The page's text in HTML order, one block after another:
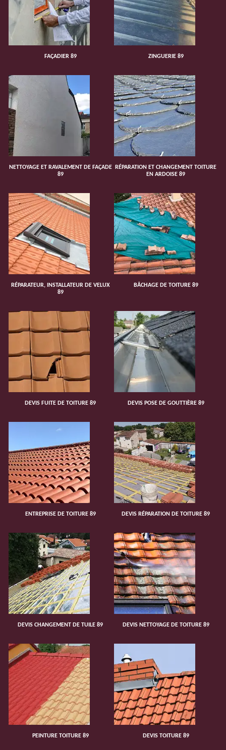
FAÇADIER 89 ZINGUERIE 89
NETTOYAGE ET RAVALEMENT DE FAÇADE
89
RÉPARATION ET CHANGEMENT TOITURE
EN ARDOISE 89
RÉPARATEUR, INSTALLATEUR DE VELUX
89
BÂCHAGE DE TOITURE 89
DEVIS FUITE DE TOITURE 89 DEVIS POSE DE GOUTTIÈRE 89
ENTREPRISE DE TOITURE 89 DEVIS RÉPARATION DE TOITURE 89
DEVIS CHANGEMENT DE TUILE 89 DEVIS NETTOYAGE DE TOITURE 89
PEINTURE TOITURE 89 DEVIS TOITURE 89